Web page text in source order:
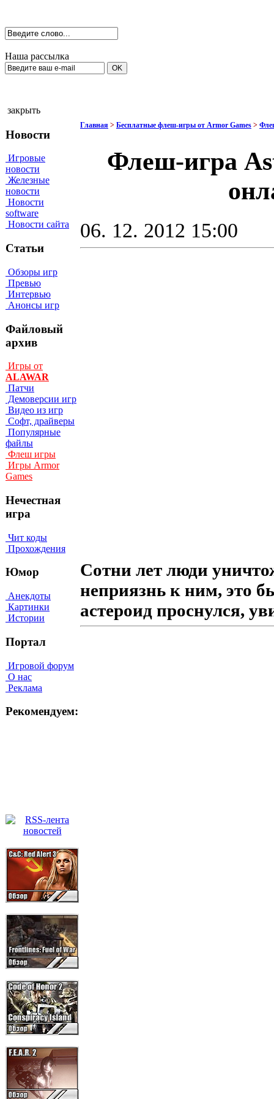
Наша рассылка
закрыть
Новости
Игровые
новости
Железные
новости
Новости
software
Новости сайта
Статьи
Обзоры игр
Превью
Интервью
Анонсы игр
Файловый
архив
Игры от
ALAWAR
Патчи
Демоверсии игр
Видео из игр
Софт, драйверы
Популярные
файлы
Флеш игры
Игры Armor
Games
Нечестная
игра
Чит коды
Прохождения
Юмор
Анекдоты
Картинки
Истории
Портал
Игровой форум
О нас
Реклама
Рекомендуем:
Главная > Бесплатные флеш-игры от Armor Games >
Флеш-игра
06. 12. 2012 15:00
Сотни лет люди
неприязнь к ним, это
астероид проснулся,